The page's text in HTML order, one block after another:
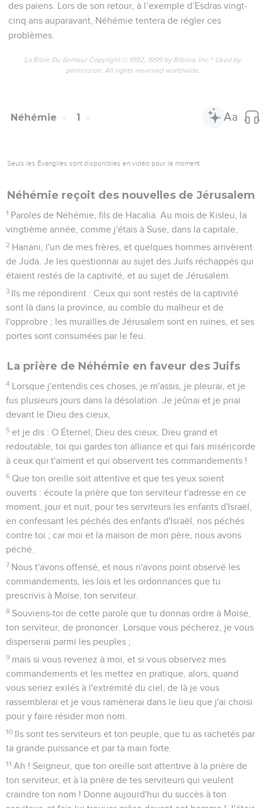
des païens. Lors de son retour, à l’exemple d’Esdras vingt-
cinq ans auparavant, Néhémie tentera de régler ces
problèmes.
La Bible Du Semeur Copyright © 1992, 1999 by Biblica, Inc.® Used by
permission. All rights reserved worldwide.
Néhémie 1
Seuls les Évangiles sont disponibles en vidéo pour le moment.
Néhémie reçoit des nouvelles de Jérusalem
1 Paroles de Néhémie, fils de Hacalia. Au mois de Kisleu, la
vingtième année, comme j'étais à Suse, dans la capitale,
2 Hanani, l'un de mes frères, et quelques hommes arrivèrent
de Juda. Je les questionnai au sujet des Juifs réchappés qui
étaient restés de la captivité, et au sujet de Jérusalem.
3 Ils me répondirent : Ceux qui sont restés de la captivité
sont là dans la province, au comble du malheur et de
l'opprobre ; les murailles de Jérusalem sont en ruines, et ses
portes sont consumées par le feu.
La prière de Néhémie en faveur des Juifs
4 Lorsque j'entendis ces choses, je m'assis, je pleurai, et je
fus plusieurs jours dans la désolation. Je jeûnai et je priai
devant le Dieu des cieux,
5 et je dis : O Éternel, Dieu des cieux, Dieu grand et
redoutable, toi qui gardes ton alliance et qui fais miséricorde
à ceux qui t'aiment et qui observent tes commandements !
6 Que ton oreille soit attentive et que tes yeux soient
ouverts : écoute la prière que ton serviteur t'adresse en ce
moment, jour et nuit, pour tes serviteurs les enfants d'Israël,
en confessant les péchés des enfants d'Israël, nos péchés
contre toi ; car moi et la maison de mon père, nous avons
péché.
7 Nous t'avons offensé, et nous n'avons point observé les
commandements, les lois et les ordonnances que tu
prescrivis à Moïse, ton serviteur.
8 Souviens-toi de cette parole que tu donnas ordre à Moïse,
ton serviteur, de prononcer. Lorsque vous pécherez, je vous
disperserai parmi les peuples ;
9 mais si vous revenez à moi, et si vous observez mes
commandements et les mettez en pratique, alors, quand
vous seriez exilés à l'extrémité du ciel, de là je vous
rassemblerai et je vous ramènerai dans le lieu que j'ai choisi
pour y faire résider mon nom.
10 Ils sont tes serviteurs et ton peuple, que tu as rachetés par
ta grande puissance et par ta main forte.
11 Ah ! Seigneur, que ton oreille soit attentive à la prière de
ton serviteur, et à la prière de tes serviteurs qui veulent
craindre ton nom ! Donne aujourd'hui du succès à ton